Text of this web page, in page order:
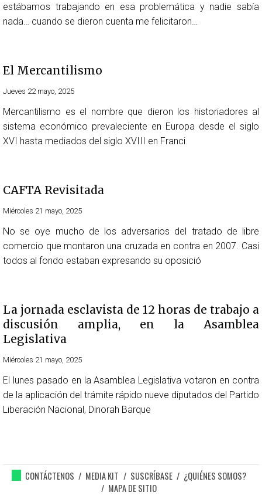
estábamos trabajando en esa problemática y nadie sabía
nada… cuando se dieron cuenta me felicitaron…
El Mercantilismo
Jueves 22 mayo, 2025
Mercantilismo es el nombre que dieron los historiadores al
sistema económico prevaleciente en Europa desde el siglo
XVI hasta mediados del siglo XVIII en Franci
CAFTA Revisitada
Miércoles 21 mayo, 2025
No se oye mucho de los adversarios del tratado de libre
comercio que montaron una cruzada en contra en 2007. Casi
todos al fondo estaban expresando su oposició
La jornada esclavista de 12 horas de trabajo a
discusión amplia, en la Asamblea
Legislativa
Miércoles 21 mayo, 2025
El lunes pasado en la Asamblea Legislativa votaron en contra
de la aplicación del trámite rápido nueve diputados del Partido
Liberación Nacional, Dinorah Barque
CONTÁCTENOS MEDIA KIT SUSCRÍBASE
¿QUIÉNES SOMOS?
MAPA DE SITIO